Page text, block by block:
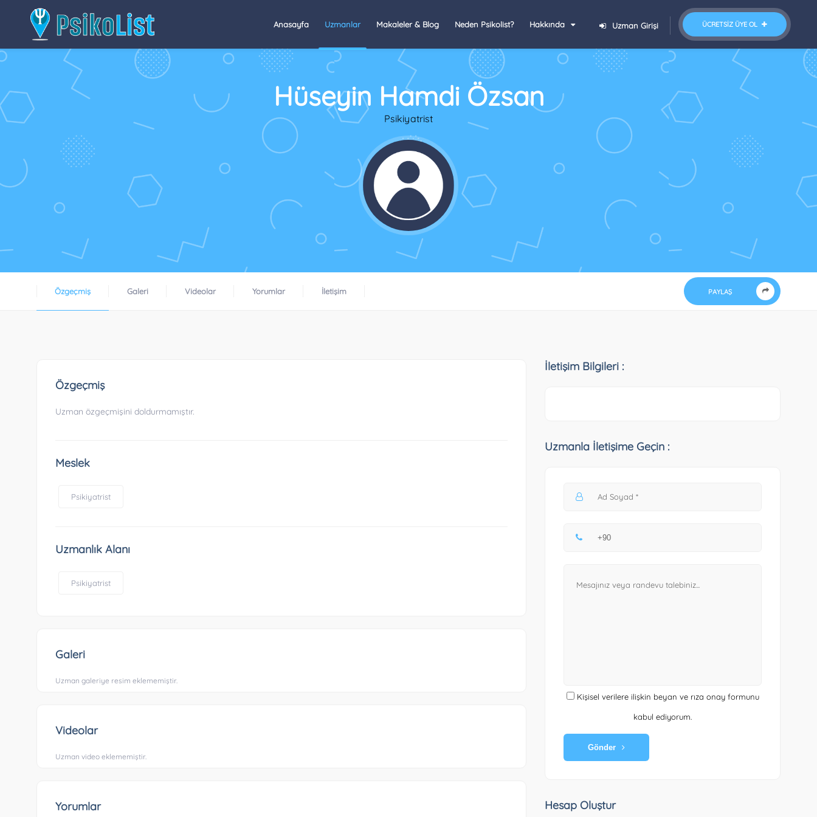
ÜCRETSIZ ÜYE OL
Uzman Girişi
Anasayfa Uzmanlar Makaleler & Blog Neden Psikolist? Hakkında
Hüseyin Hamdi Özsan
Psikiyatrist
Özgeçmiş Galeri Videolar Yorumlar İletişim PAYLAŞ
Özgeçmiş
Uzman özgeçmişini doldurmamıştır.
Meslek
Psikiyatrist
Uzmanlık Alanı
Psikiyatrist
Galeri
Uzman galeriye resim eklememiştir.
Videolar
Uzman video eklememiştir.
Yorumlar
İletişim Bilgileri :
Uzmanla İletişime Geçin :
Kişisel verilere ilişkin beyan ve rıza onay formunu
kabul ediyorum.
Gönder
Hesap Oluştur